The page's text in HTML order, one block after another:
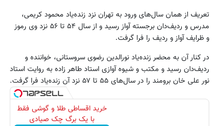
تعریف از همان سال‌های ورود به تهران نزد زنده‌یاد محمود کریمی،
مدرس و ردیف‌دان برجسته آواز رسید و از سال ۵۴ تا ۵۶ نزد وی رموز
و ظرایف آواز و ردیف را فرا گرفت.
در کنار آن به محضر زنده‌یاد نورالدین رضوی سروستانی، خواننده و
ردیف‌دان رسید و مکتب و شیوه آوازی استاد طاهر زاده به روایت استاد
نور علی خان برومند را در سال‌های ۵۵ تا ۵۷ نزد آن زنده‌یاد فرا گرفت.
خرید اقساطی طلا و گوشی فقط
با یک برگ چک صیادی